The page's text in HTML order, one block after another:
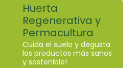
Huerta
Regenerativa y
Permacultura
Cuida el suelo y degusta
los productos más sanos
y sostenible!